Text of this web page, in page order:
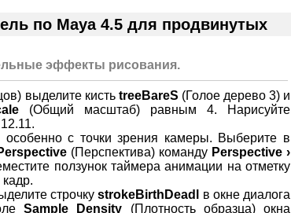
по Maya 4.5 для продвинутых
эффекты рисования.
выделите кисть treeBareS (Голое дерево 3) и
(Общий масштаб) равным 4. Нарисуйте
с точки зрения камеры. Выберите в
(Перспектива) команду Perspective ›
ползунок таймера анимации на отметку
строчкуstrokeBirthDeadl
в окне диалога
Sample Density (Плотность образца) окна